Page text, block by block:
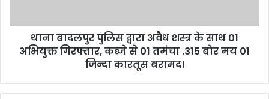
थाना बादलपुर पुलिस द्वारा अवैध शस्त्र के साथ 01
अभियुक्त गिरफ्तार, कब्जे से 01 तमंचा .315 बोर मय 01
जिन्दा कारतूस बरामद।